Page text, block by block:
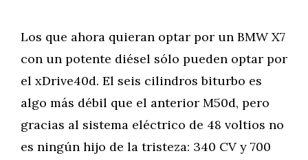
Los que ahora quieran optar por un BMW X7
con un potente diésel sólo pueden optar por
el xDrive40d. El seis cilindros biturbo es
algo más débil que el anterior M50d, pero
gracias al sistema eléctrico de 48 voltios no
es ningún hijo de la tristeza: 340 CV y 700